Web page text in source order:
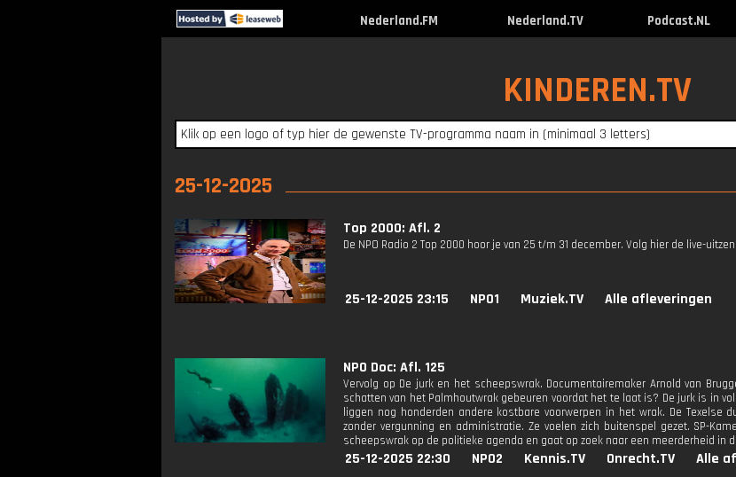
Nederland.FM Nederland.TV Podcast.NL
KINDEREN.TV
25-12-2025
Top 2000: Afl. 2
De NPO Radio 2 Top 2000 hoor je van 25 t/m 31 december. Volg hier de live-
25-12-2025 23:15 NPO1 Muziek.TV Alle afleveringen
NPO Doc: Afl. 125
Vervolg op De jurk en het scheepswrak. Documentairemaker Arnold van
schatten van het Palmhoutwrak gebeuren voordat het te laat is? De jurk is in
liggen nog honderden andere kostbare voorwerpen in het wrak. De
zonder vergunning en administratie. Ze voelen zich buitenspel gezet. SP-
scheepswrak op de politieke agenda en gaat op zoek naar een meerderheid in
25-12-2025 22:30 NPO2 Kennis.TV Onrecht.TV Alle